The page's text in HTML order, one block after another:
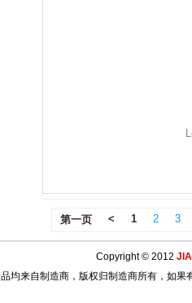
第一页 < 1 2 3
Copyright © 2012
均来自制造商，版权归制造商所有，如